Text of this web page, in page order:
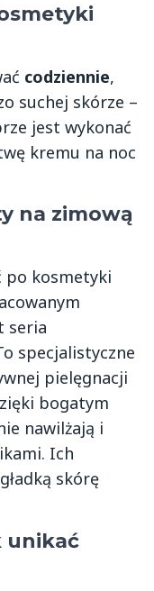
codziennie,
suchej skórze –
jest wykonać
kremu na noc
na zimową
po kosmetyki
seria
specjalistyczne
pielęgnacji
bogatym
nawilżają i
Ich
skórę
unikać